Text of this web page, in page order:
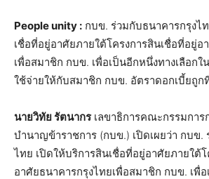
People unity : กบข. ร่วมกับธนาคารกรุงไ
เชื่อที่อยู่อาศัยภายใต้โครงการสินเชื่อที่อยู่อ
เพื่อสมาชิก กบข. เพื่อเป็นอีกหนึ่งทางเลือกใ
ใช้จ่ายให้กับสมาชิก กบข. อัตราดอกเบี้ยถูก
นายวิทัย รัตนากรเลขาธิการคณะกรรมการ
บำนาญข้าราชการ (กบข.) เปิดเผยว่า กบข.
ไทย เปิดให้บริการสินเชื่อที่อยู่อาศัยภายใต้
อาศัยธนาคารกรุงไทยเพื่อสมาชิก กบข. เพื่อ